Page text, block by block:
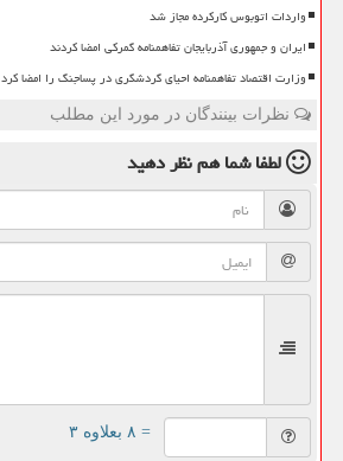
واردات اتوبوس کارکرده مجاز شد
ایران و جمهوری آذربایجان تفاهمنامه گمرکی امضا کردند
وزارت اقتصاد تفاهمنامه احیای گردشگری در پساجنگ را امضا کرد
نظرات بینندگان در مورد این مطلب
لطفا شما همنظر دهید
= ۸ بعلاوه ۳